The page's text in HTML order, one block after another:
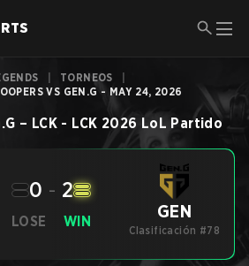
TORNEOS
VS GEN.G - MAY 24, 2026
– LCK - LCK 2026 LoL Partido
LOSE
0 - 2
WIN GEN
Clasificación #78